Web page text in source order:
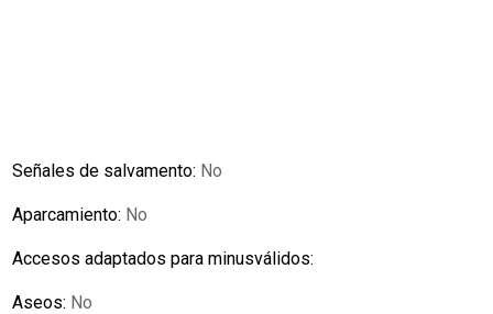
Señales de salvamento: No
Aparcamiento: No
Accesos adaptados para minusválidos:
Aseos: No